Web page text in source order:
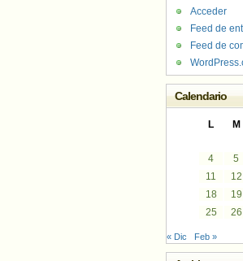
Acceder
Feed de
Feed de
Calendario
L M
4
5
11
12
18
19
25
26
« Dic Feb »